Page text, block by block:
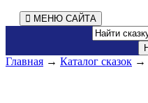
МЕНЮ САЙТА
Главная → Каталог сказок →